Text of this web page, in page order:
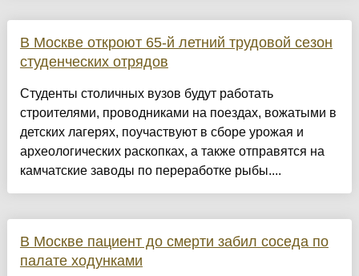
В Москве откроют 65-й летний трудовой сезон
студенческих отрядов
Студенты столичных вузов будут работать
строителями, проводниками на поездах, вожатыми в
детских лагерях, поучаствуют в сборе урожая и
археологических раскопках, а также отправятся на
камчатские заводы по переработке рыбы....
В Москве пациент до смерти забил соседа по
палате ходунками